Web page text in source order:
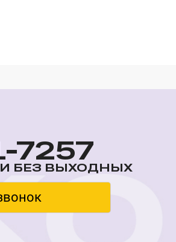
7257
БЕЗ ВЫХОДНЫХ